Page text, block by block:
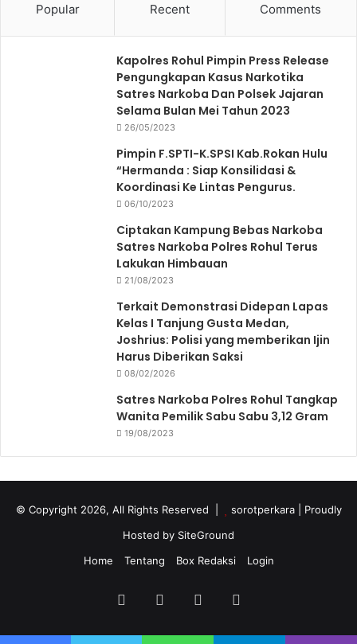
Popular Recent Comments
Kapolres Rohul Pimpin Press Release
Pengungkapan Kasus Narkotika
Satres Narkoba Dan Polsek Jajaran
Selama Bulan Mei Tahun 2023
26/05/2023
Pimpin F.SPTI-K.SPSI Kab.Rokan Hulu
“Hermanda : Siap Konsilidasi &
Koordinasi Ke Lintas Pengurus.
06/10/2023
Ciptakan Kampung Bebas Narkoba
Satres Narkoba Polres Rohul Terus
Lakukan Himbauan
21/08/2023
Terkait Demonstrasi Didepan Lapas
Kelas I Tanjung Gusta Medan,
Joshrius: Polisi yang memberikan Ijin
Harus Diberikan Saksi
08/02/2026
Satres Narkoba Polres Rohul Tangkap
Wanita Pemilik Sabu Sabu 3,12 Gram
19/08/2023
© Copyright 2026, All Rights Reserved | sorotperkara
| Proudly
Hosted by SiteGround
Home
Tentang Box Redaksi Login
FacebookTwitter YouTube